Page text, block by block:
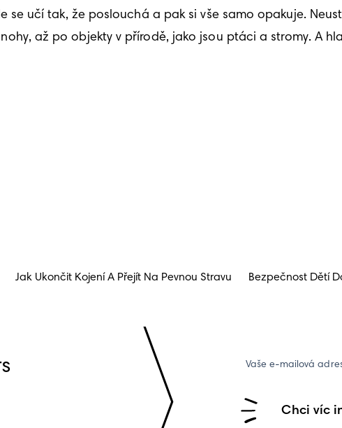
se učí tak, že poslouchá a pak si vše samo opakuje.
až po objekty v přírodě, jako jsou ptáci a stromy. A
Jak Ukončit Kojení A Přejít Na Pevnou Stravu Bezpečnost Dětí
Vaše e-mailová
Chci víc